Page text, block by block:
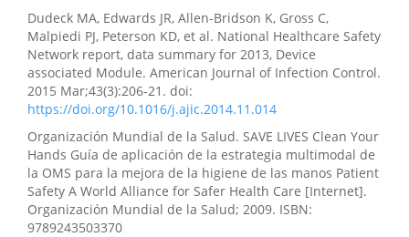
Dudeck MA, Edwards JR, Allen-Bridson K, Gross C,
Malpiedi PJ, Peterson KD, et al. National Healthcare Safety
Network report, data summary for 2013, Device
associated Module. American Journal of Infection Control.
2015 Mar;43(3):206-21. doi:
https://doi.org/10.1016/j.ajic.2014.11.014
Organización Mundial de la Salud. SAVE LIVES Clean Your
Hands Guía de aplicación de la estrategia multimodal de
la OMS para la mejora de la higiene de las manos Patient
Safety A World Alliance for Safer Health Care [Internet].
Organización Mundial de la Salud; 2009. ISBN:
9789243503370